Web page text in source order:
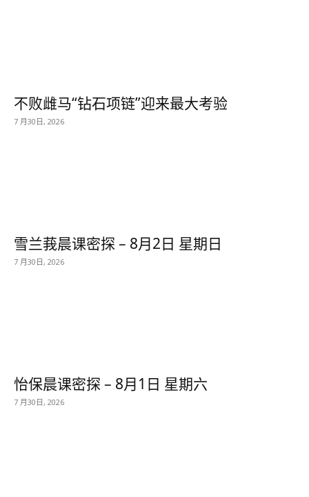
不败雌马“钻石项链”迎来最大考验
7 月30日, 2026
雪兰莪晨课密探 – 8月2日 星期日
7 月30日, 2026
怡保晨课密探 – 8月1日 星期六
7 月30日, 2026